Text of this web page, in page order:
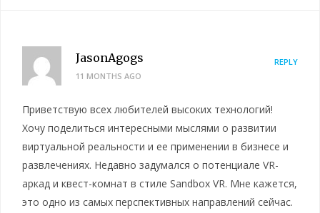
JasonAgogs
11 MONTHS AGO
REPLY
Приветствую всех любителей высоких технологий!
Хочу поделиться интересными мыслями о развитии
виртуальной реальности и ее применении в бизнесе и
развлечениях. Недавно задумался о потенциале VR-
аркад и квест-комнат в стиле Sandbox VR. Мне кажется,
это одно из самых перспективных направлений сейчас.